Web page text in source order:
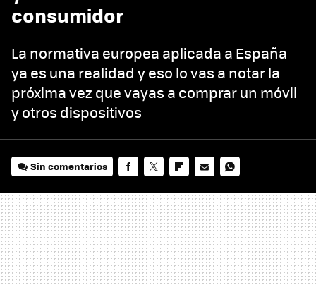
consumidor
La normativa europea aplicada a España
ya es una realidad y eso lo vas a notar la
próxima vez que vayas a comprar un móvil
y otros dispositivos
Sin comentarios
MAIL